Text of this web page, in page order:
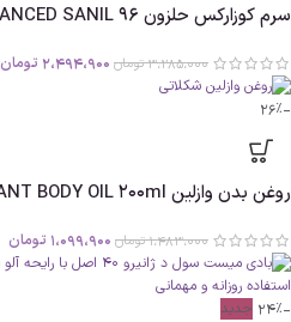
سرم کوزارکس حلزون COSRX ADVANCED SANIL 96 حجم100ml اصل
3،285،000تومان 2،494،900 تومان
-26%
روغن بدن وازلین VASELINE COCOA RADIANT BODY OIL 200ml جدید
1،483،000تومان 1،099،900 تومان
-24% جدید